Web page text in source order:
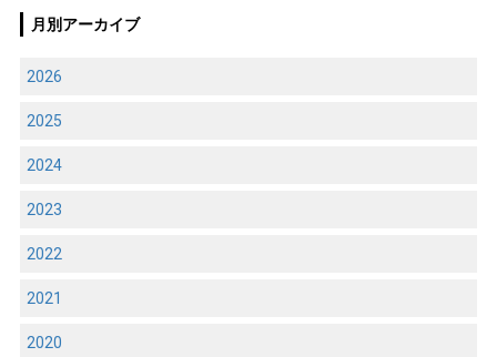
月別アーカイブ
2026
2025
2024
2023
2022
2021
2020